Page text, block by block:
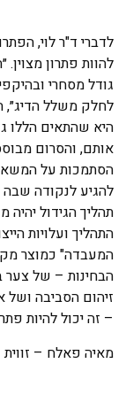
לדברי ד"ר לוי,
להוות פתרון
גודל מסחרי
לחלק משלל הדיג״,
היא שהתאים הללו
אותם, והסרום
הסתמכות על
להגיע לנקודה שבה
תהליך הגידול יהיה
התהליך ועלויות
המעבדה" כמוצר
הבחינות – של
זיהום הסביבה ושל
– זה יכול להיות
מאיה פאלח – זווית